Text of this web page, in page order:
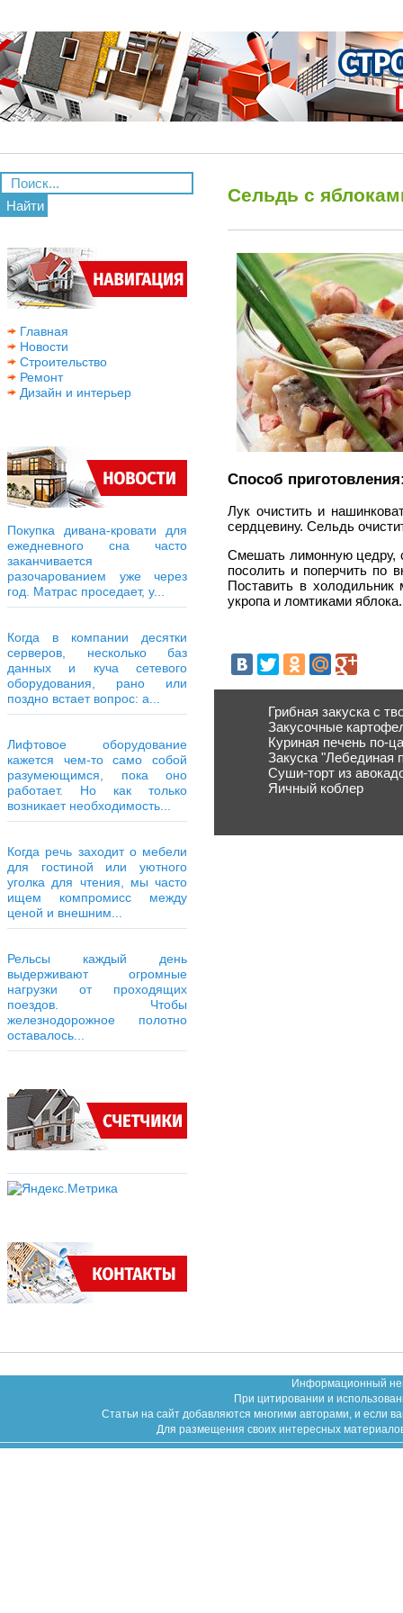
Найти
Главная
Новости
Строительство
Ремонт
Дизайн и интерьер
Покупка дивана-кровати для
ежедневного сна часто
заканчивается
разочарованием уже через
год. Матрас проседает, у...
Когда в компании десятки
серверов, несколько баз
данных и куча сетевого
оборудования, рано или
поздно встает вопрос: а...
Лифтовое оборудование
кажется чем-то само собой
разумеющимся, пока оно
работает. Но как только
возникает необходимость...
Когда речь заходит о мебели
для гостиной или уютного
уголка для чтения, мы часто
ищем компромисс между
ценой и внешним...
Рельсы каждый день
выдерживают огромные
нагрузки от проходящих
поездов. Чтобы
железнодорожное полотно
оставалось...
Сельдь с
Способ
Лук очистить и
сердцевину. Сельдь
Смешать лимонную цедру,
посолить и поперчить по
Поставить в
укропа и ломтиками яблока.
Грибная закуска с
Закусочные
Куриная печень по-
Закуска "Лебединая
Суши-торт из
Яичный коблер
Информационный
При цитировании и
Статьи на сайт добавляются многими авторами, и если
Для размещения своих интересных